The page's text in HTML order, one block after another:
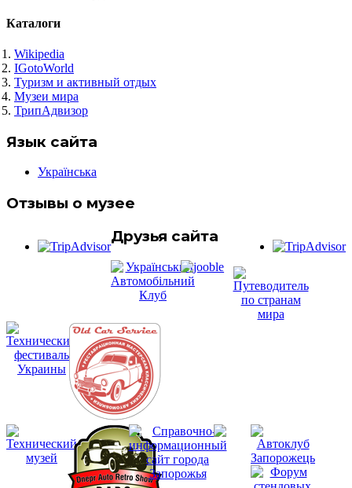
Каталоги
Wikipedia
IGotoWorld
Туризм и активный отдых
Музеи мира
ТрипАдвизор
Язык сайта
Українська
Отзывы о музее
Друзья сайта